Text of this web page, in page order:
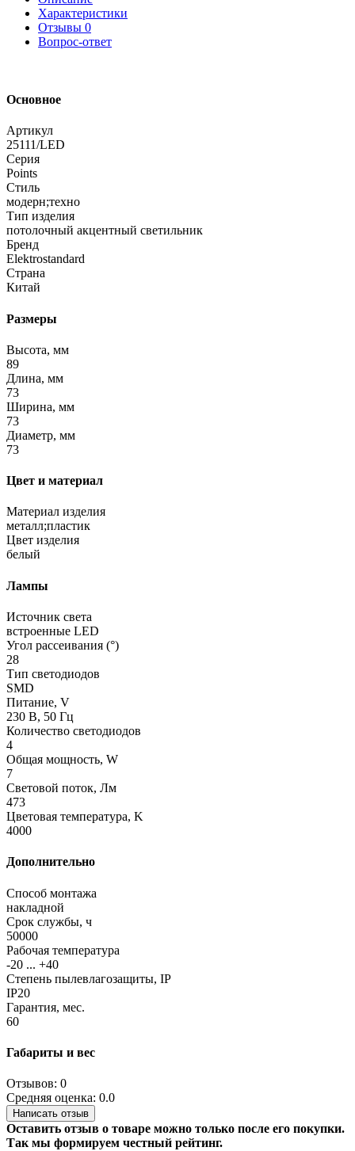
Характеристики
Отзывы 0
Вопрос-ответ
Основное
Артикул
25111/LED
Серия
Points
Стиль
модерн;техно
Тип изделия
потолочный акцентный светильник
Бренд
Elektrostandard
Страна
Китай
Размеры
Высота, мм
89
Длина, мм
73
Ширина, мм
73
Диаметр, мм
73
Цвет и материал
Материал изделия
металл;пластик
Цвет изделия
белый
Лампы
Источник света
встроенные LED
Угол рассеивания (°)
28
Тип светодиодов
SMD
Питание, V
230 В, 50 Гц
Количество светодиодов
4
Общая мощность, W
7
Световой поток, Лм
473
Цветовая температура, K
4000
Дополнительно
Способ монтажа
накладной
Срок службы, ч
50000
Рабочая температура
-20 ... +40
Степень пылевлагозащиты, IP
IP20
Гарантия, мес.
60
Габариты и вес
Отзывов: 0
Средняя оценка: 0.0
Написать отзыв
Оставить отзыв о товаре можно только после его покупки.
Так мы формируем честный рейтинг.